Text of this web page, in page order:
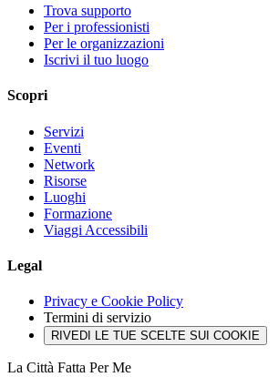
Trova supporto
Per i professionisti
Per le organizzazioni
Iscrivi il tuo luogo
Scopri
Servizi
Eventi
Network
Risorse
Luoghi
Formazione
Viaggi Accessibili
Legal
Privacy e Cookie Policy
Termini di servizio
RIVEDI LE TUE SCELTE SUI COOKIE
La Città Fatta Per Me